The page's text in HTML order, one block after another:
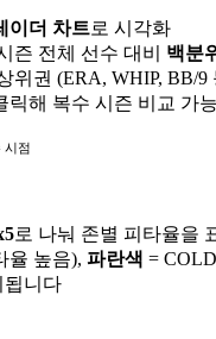
이더 차트로 시각화
즌 전체 선수 대비 백분
위권 (ERA, WHIP, BB/
릭해 복수 시즌 비교 가능
시점
로 나눠 존별 피타율을
율 높음), 파란색 =
됩니다